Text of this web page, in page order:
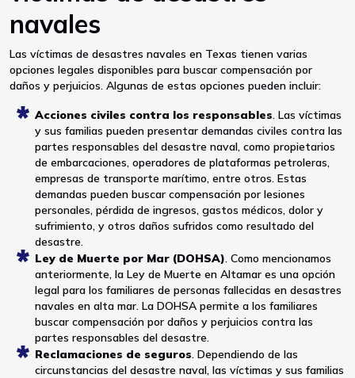
navales
Las víctimas de desastres navales en Texas tienen varias
opciones legales disponibles para buscar compensación por
daños y perjuicios. Algunas de estas opciones pueden incluir:
Acciones civiles contra los responsables. Las víctimas
y sus familias pueden presentar demandas civiles contra las
partes responsables del desastre naval, como propietarios
de embarcaciones, operadores de plataformas petroleras,
empresas de transporte marítimo, entre otros. Estas
demandas pueden buscar compensación por lesiones
personales, pérdida de ingresos, gastos médicos, dolor y
sufrimiento, y otros daños sufridos como resultado del
desastre.
Ley de Muerte por Mar (DOHSA). Como mencionamos
anteriormente, la Ley de Muerte en Altamar es una opción
legal para los familiares de personas fallecidas en desastres
navales en alta mar. La DOHSA permite a los familiares
buscar compensación por daños y perjuicios contra las
partes responsables del desastre.
Reclamaciones de seguros. Dependiendo de las
circunstancias del desastre naval, las víctimas y sus familias